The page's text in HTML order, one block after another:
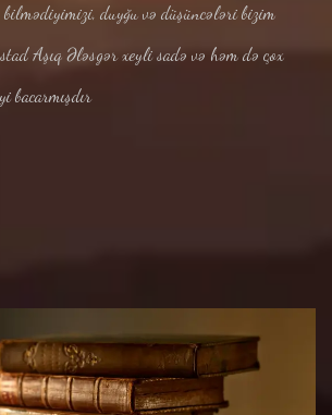
bilmədiyimizi, duyğu və düşüncələri bizim
Aşıq Ələsgər xeyli sadə və həm də çox
bacarmışdır